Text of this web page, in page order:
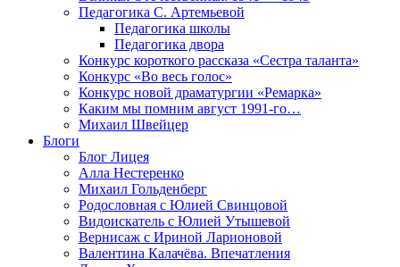
Педагогика С. Артемьевой
Педагогика школы
Педагогика двора
Конкурс короткого рассказа «Сестра таланта»
Конкурс «Во весь голос»
Конкурс новой драматургии «Ремарка»
Каким мы помним август 1991-го…
Михаил Швейцер
Блоги
Блог Лицея
Алла Нестеренко
Михаил Гольденберг
Родословная с Юлией Свинцовой
Видоискатель с Юлией Утышевой
Вернисаж с Ириной Ларионовой
Валентина Калачёва. Впечатления